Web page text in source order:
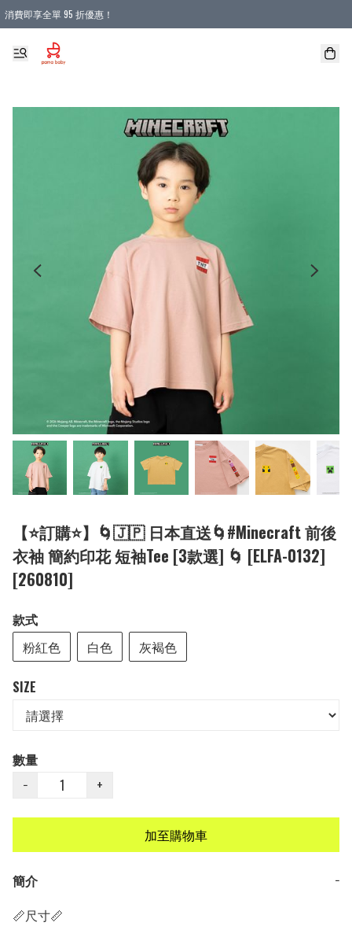
消費即享全單 95 折優惠！
購物滿 HKD 900.00即享免運費優惠！（適用於 本地送貨、本地取貨 )
【⭐訂購⭐】🌀🇯🇵 日本直送🌀#Minecraft 前後
衣袖 簡約印花 短袖Tee [3款選] 🌀 [ELFA-0132]
[260810]
款式
粉紅色
白色 灰褐色
SIZE
數量
−
+
加至購物車
簡介
−
📏尺寸📏